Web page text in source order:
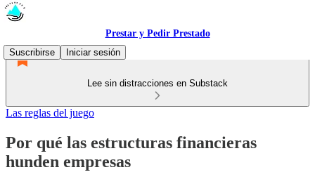
Prestar y Pedir Prestado
Suscribirse
Iniciar sesión
Lee sin distracciones en Substack
Las reglas del juego
Por qué las estructuras financieras
hunden empresas